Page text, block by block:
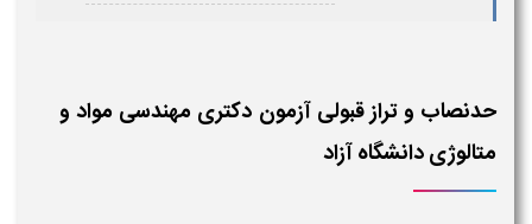
حدنصاب و تراز قبولی آزمون دکتری مهندسی مواد و
متالوژی دانشگاه آزاد